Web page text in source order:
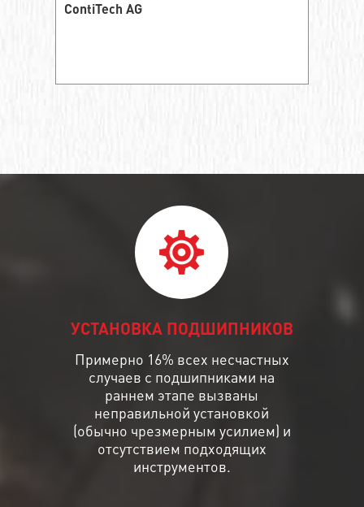
ContiTech AG
УСТАНОВКА ПОДШИПНИКОВ
Примерно 16% всех несчастных
случаев с подшипниками на
раннем этапе вызваны
неправильной установкой
(обычно чрезмерным усилием) и
отсутствием подходящих
инструментов.